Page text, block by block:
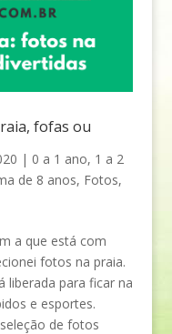
fofas ou
| 0 a 1 ano, 1 a 2
de 8 anos, Fotos,
a que está com
fotos na praia.
liberada para ficar na
e esportes.
de fotos